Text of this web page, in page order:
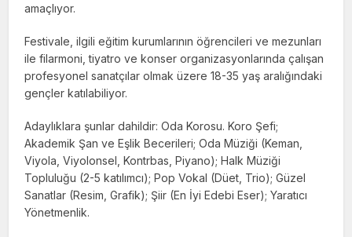
amaçlıyor.
Festivale, ilgili eğitim kurumlarının öğrencileri ve mezunları
ile filarmoni, tiyatro ve konser organizasyonlarında çalışan
profesyonel sanatçılar olmak üzere 18-35 yaş aralığındaki
gençler katılabiliyor.
Adaylıklara şunlar dahildir: Oda Korosu. Koro Şefi;
Akademik Şan ve Eşlik Becerileri; Oda Müziği (Keman,
Viyola, Viyolonsel, Kontrbas, Piyano); Halk Müziği
Topluluğu (2-5 katılımcı); Pop Vokal (Düet, Trio); Güzel
Sanatlar (Resim, Grafik); Şiir (En İyi Edebi Eser); Yaratıcı
Yönetmenlik.